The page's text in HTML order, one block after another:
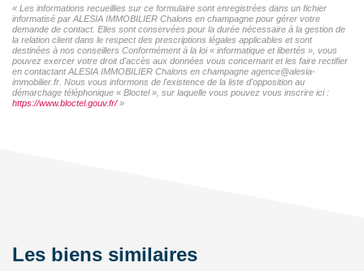
« Les informations recueillies sur ce formulaire sont enregistrées dans un fichier
informatisé par ALESIA IMMOBILIER Chalons en champagne pour gérer votre
demande de contact. Elles sont conservées pour la durée nécessaire à la gestion de
la relation client dans le respect des prescriptions légales applicables et sont
destinées à nos conseillers Conformément à la loi « informatique et libertés », vous
pouvez exercer votre droit d'accès aux données vous concernant et les faire rectifier
en contactant ALESIA IMMOBILIER Chalons en champagne agence@alesia-
immobilier.fr. Nous vous informons de l'existence de la liste d'opposition au
démarchage téléphonique « Bloctel », sur laquelle vous pouvez vous inscrire ici :
https://www.bloctel.gouv.fr/»
Les biens similaires